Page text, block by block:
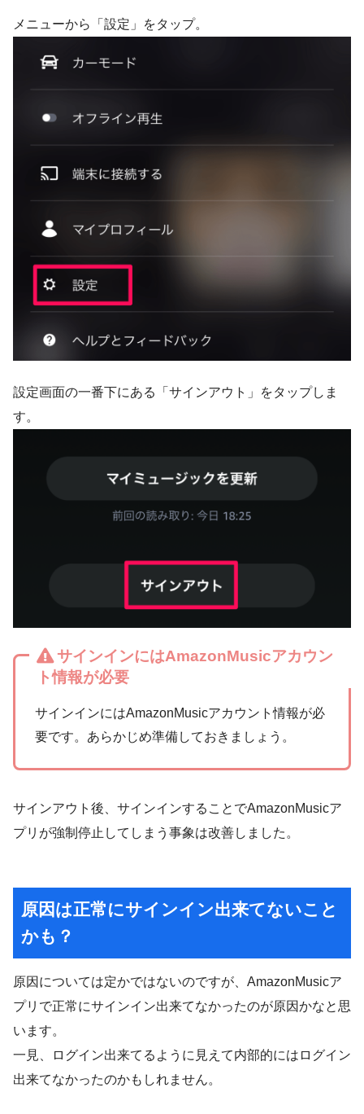
メニューから「設定」をタップ。
設定画面の一番下にある「サインアウト」をタップしま
す。
サインインにはAmazonMusicアカウン
ト情報が必要
サインインにはAmazonMusicアカウント情報が必
要です。あらかじめ準備しておきましょう。
サインアウト後、サインインすることでAmazonMusicア
プリが強制停止してしまう事象は改善しました。
原因は正常にサインイン出来てないこと
かも？
原因については定かではないのですが、AmazonMusicア
プリで正常にサインイン出来てなかったのが原因かなと思
います。
一見、ログイン出来てるように見えて内部的にはログイン
出来てなかったのかもしれません。